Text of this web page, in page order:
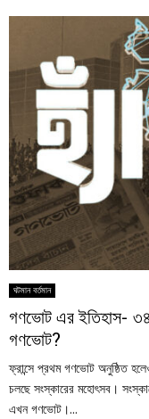
ঘটমান বর্তমান
গণভোট এর ইতিহাস-
গণভোট?
ফ্রান্সে প্রথম গণভোট অনুষ্ঠিত
চলছে সংস্কারের মহোৎসব।
এখন গণভোট।...